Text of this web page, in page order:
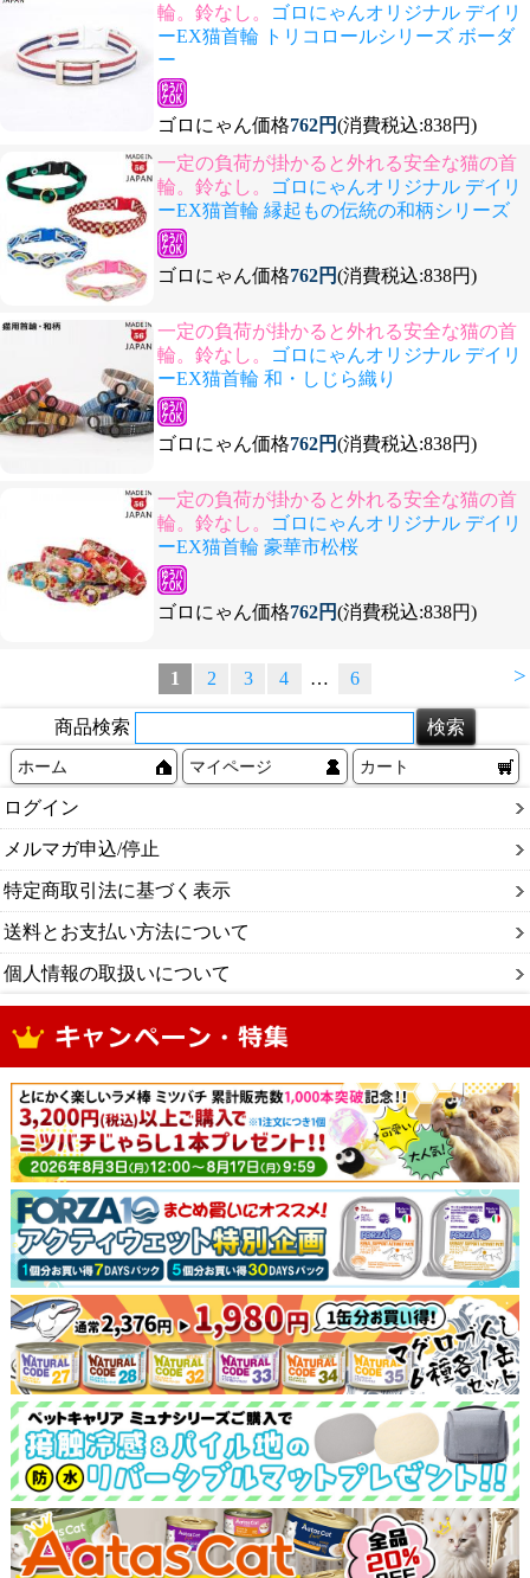
輪。鈴なし。
ゴロにゃんオリジナル デイリ
ーEX猫首輪 トリコロールシリーズ ボーダ
ー
ゴロにゃん価格762円(消費税込:838円)
一定の負荷が掛かると外れる安全な猫の首
輪。鈴なし。
ゴロにゃんオリジナル デイリ
ーEX猫首輪 縁起もの伝統の和柄シリーズ
ゴロにゃん価格762円(消費税込:838円)
一定の負荷が掛かると外れる安全な猫の首
輪。鈴なし。
ゴロにゃんオリジナル デイリ
ーEX猫首輪 和・しじら織り
ゴロにゃん価格762円(消費税込:838円)
一定の負荷が掛かると外れる安全な猫の首
輪。鈴なし。
ゴロにゃんオリジナル デイリ
ーEX猫首輪 豪華市松桜
ゴロにゃん価格762円(消費税込:838円)
>
1 2 3 4 … 6
商品検索
ホーム マイページ カート
ログイン
メルマガ申込/停止
特定商取引法に基づく表示
送料とお支払い方法について
個人情報の取扱いについて